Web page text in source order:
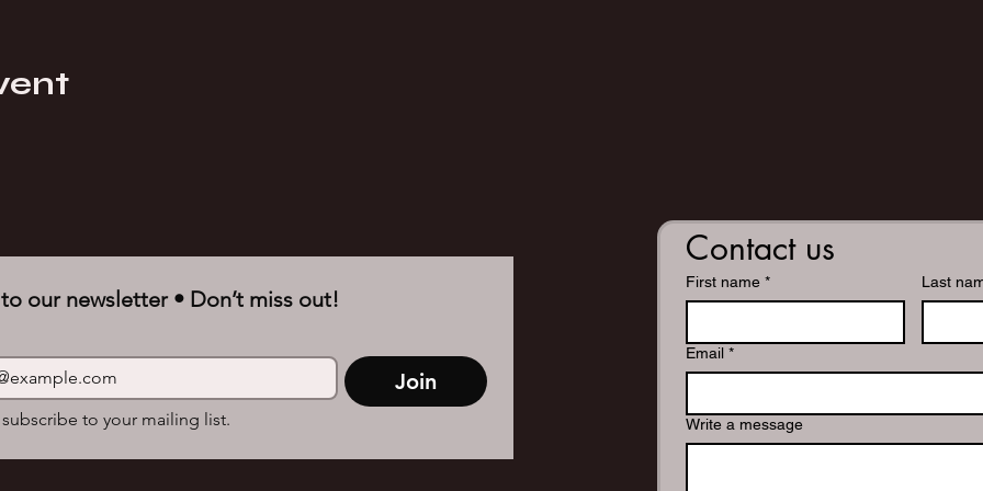
our newsletter • Don’t miss out!
Join
to your mailing list.
Contact us
First name * Last
Email *
Write a message